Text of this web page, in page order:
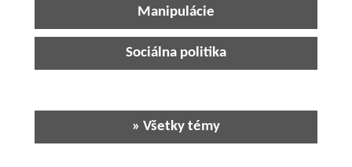
Manipulácie
Sociálna politika
» Všetky témy